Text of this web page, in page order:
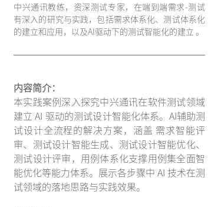
内容简介：
本实践案例深入探究中兴通讯在软件测试领域
建立 AI 驱动的测试设计智能化体系。AI辅助测
试设计全流程的解决方案，涵盖 需求智能评
审、测试设计智能生成、测试设计智能优化、
测试设计评审，用例体系化支撑用例集全面智
能优化等能力体系。展示各步骤中 AI 技术在测
试领域的落地思路与实践效果。
中兴通讯教练，资深测试专家，在端到端需求-测试
有深入的研究与实践，包括需求体系化、测试体系化
的建立和应用，以及AI驱动下的测试智能化的建立 。